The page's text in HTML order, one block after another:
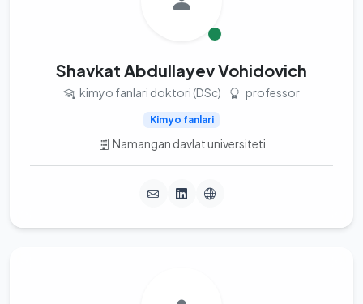
Shavkat Abdullayev Vohidovich
kimyo fanlari doktori (DSc) professor
Kimyo fanlari
Namangan davlat universiteti